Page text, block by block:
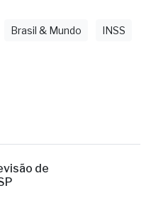
Brasil & Mundo INSS
de